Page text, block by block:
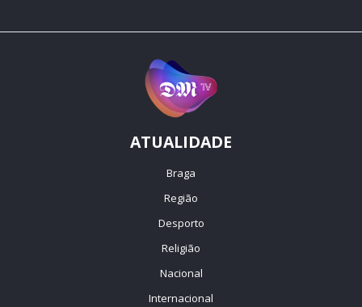
ATUALIDADE
Braga
Região
Desporto
Religião
Nacional
Internacional